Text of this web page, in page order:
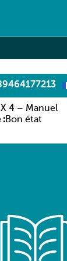
4 – Manuel
:Bon état